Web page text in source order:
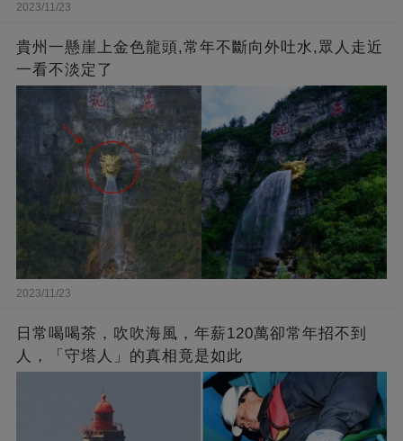
2023/11/23
貴州一懸崖上金色龍頭,常年不斷向外吐水,眾人走近
一看不淡定了
2023/11/23
日常喝喝茶，吹吹海風，年薪120萬卻常年招不到
人，「守塔人」的真相竟是如此